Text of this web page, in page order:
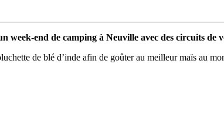
week-end de camping à Neuville avec des circuits de
de blé d’inde afin de goûter au meilleur maïs au